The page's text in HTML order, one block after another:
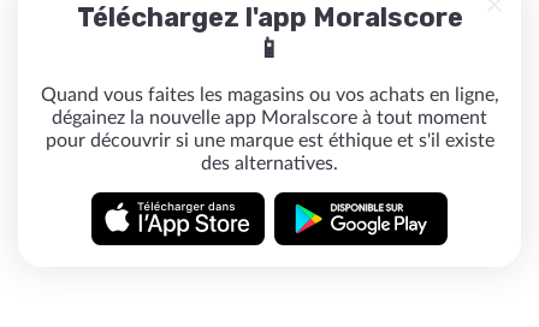
Téléchargez l'app Moralscore
📱
Quand vous faites les magasins ou vos achats en ligne,
dégainez la nouvelle app Moralscore à tout moment
pour découvrir si une marque est éthique et s'il existe
des alternatives.